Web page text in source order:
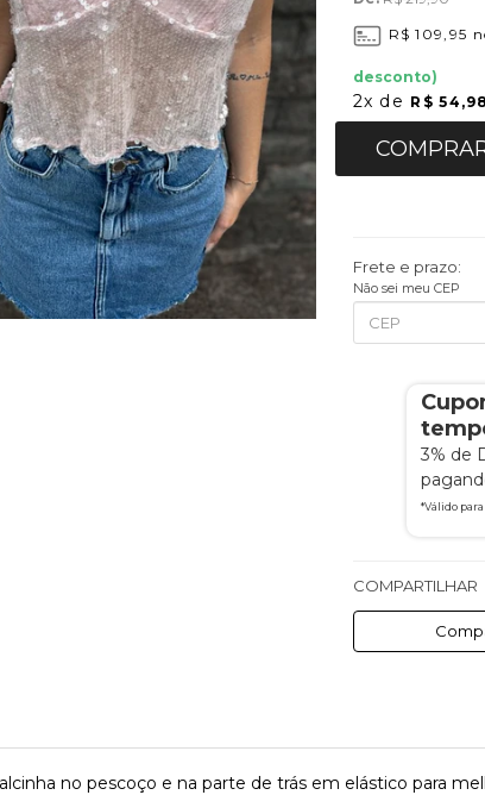
R$ 109,95
desconto)
2x de R$ 54,98
Frete e prazo:
Não sei meu CEP
3% de
*Válido
COMPARTILHAR
no pescoço e na parte de trás em elástico para